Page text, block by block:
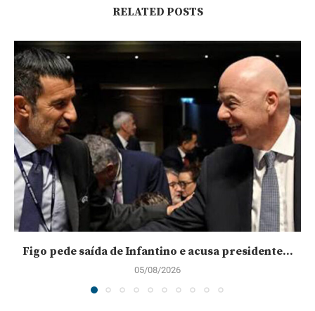
RELATED POSTS
Figo pede saída de Infantino e acusa presidente...
05/08/2026